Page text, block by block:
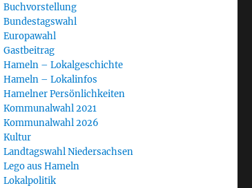
Buchvorstellung
Bundestagswahl
Europawahl
Gastbeitrag
Hameln – Lokalgeschichte
Hameln – Lokalinfos
Hamelner Persönlichkeiten
Kommunalwahl 2021
Kommunalwahl 2026
Kultur
Landtagswahl Niedersachsen
Lego aus Hameln
Lokalpolitik